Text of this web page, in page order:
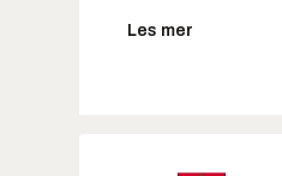
Les mer